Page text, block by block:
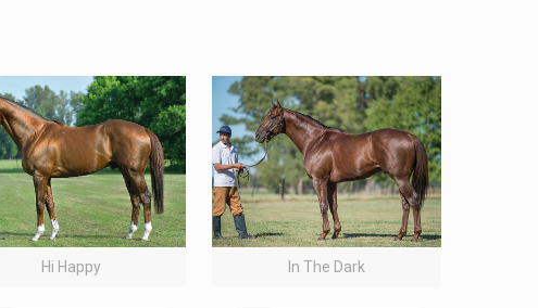
Hi Happy In The Dark